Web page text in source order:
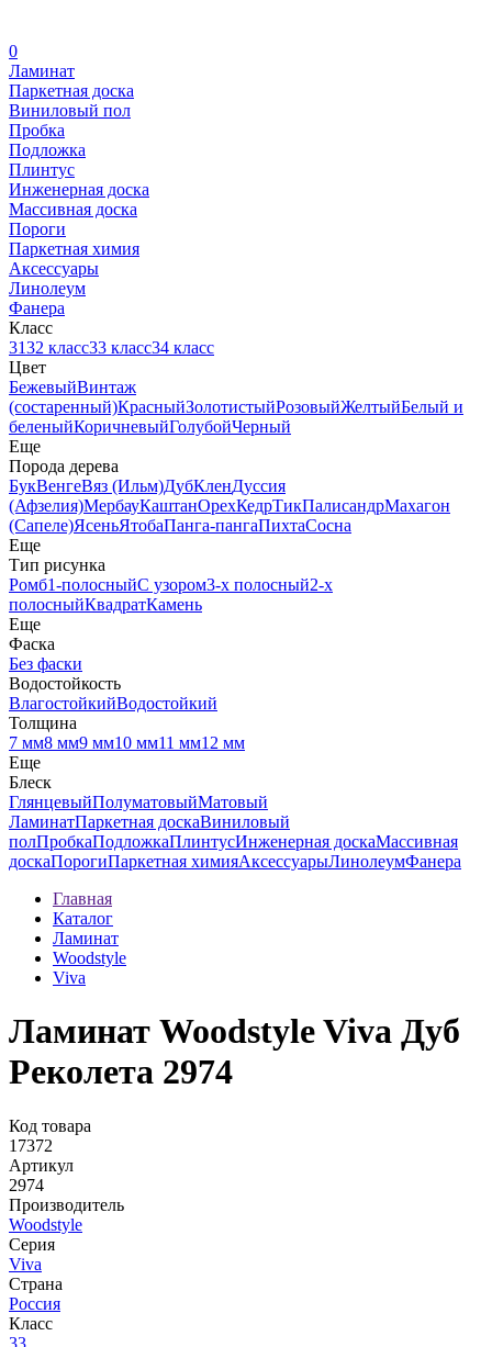
0
Ламинат
Паркетная доска
Виниловый пол
Пробка
Подложка
Плинтус
Инженерная доска
Массивная доска
Пороги
Паркетная химия
Аксессуары
Линолеум
Фанера
Класс
3132 класс33 класс34 класс
Цвет
БежевыйВинтаж
(состаренный)КрасныйЗолотистыйРозовыйЖелтыйБелый и
беленыйКоричневыйГолубойЧерный
Еще
Порода дерева
БукВенгеВяз (Ильм)ДубКленДуссия
(Афзелия)МербауКаштанОрехКедрТикПалисандрМахагон
(Сапеле)ЯсеньЯтобаПанга-пангаПихтаСосна
Еще
Тип рисунка
Ромб1-полосныйС узором3-х полосный2-х
полосныйКвадратКамень
Еще
Фаска
Без фаски
Водостойкость
ВлагостойкийВодостойкий
Толщина
7 мм8 мм9 мм10 мм11 мм12 мм
Еще
Блеск
ГлянцевыйПолуматовыйМатовый
ЛаминатПаркетная доскаВиниловый
полПробкаПодложкаПлинтусИнженерная доскаМассивная
доскаПорогиПаркетная химияАксессуарыЛинолеумФанера
Главная
Каталог
Ламинат
Woodstyle
Viva
Ламинат Woodstyle Viva Дуб
Реколета 2974
Код товара
17372
Артикул
2974
Производитель
Woodstyle
Серия
Viva
Страна
Россия
Класс
33